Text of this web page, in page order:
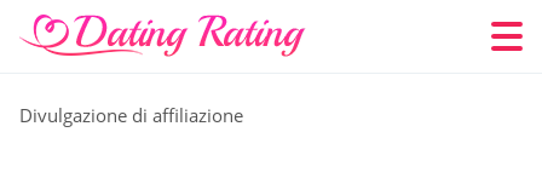
Divulgazione di affiliazione